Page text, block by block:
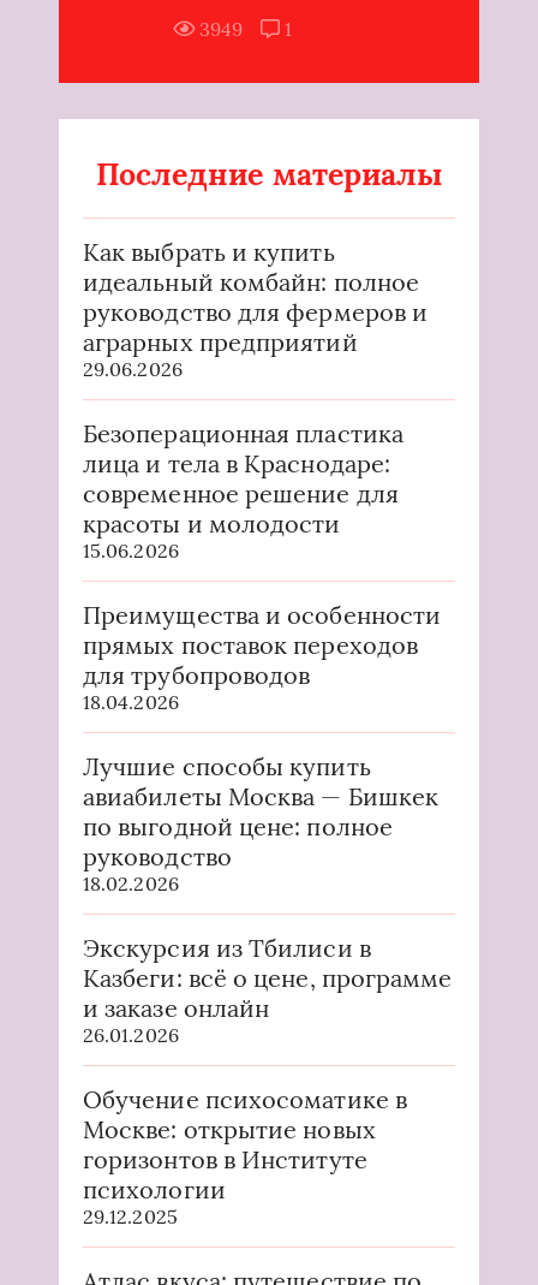
3949
1
Последние материалы
Как выбрать и купить
идеальный комбайн: полное
руководство для фермеров и
аграрных предприятий
29.06.2026
Безоперационная пластика
лица и тела в Краснодаре:
современное решение для
красоты и молодости
15.06.2026
Преимущества и особенности
прямых поставок переходов
для трубопроводов
18.04.2026
Лучшие способы купить
авиабилеты Москва — Бишкек
по выгодной цене: полное
руководство
18.02.2026
Экскурсия из Тбилиси в
Казбеги: всё о цене, программе
и заказе онлайн
26.01.2026
Обучение психосоматике в
Москве: открытие новых
горизонтов в Институте
психологии
29.12.2025